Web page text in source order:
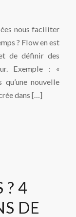
nous faciliter
? Flow en est
de définir des
Exemple : «
qu’une nouvelle
dans […]
? 4
DE